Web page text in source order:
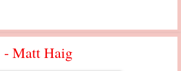
- Matt Haig